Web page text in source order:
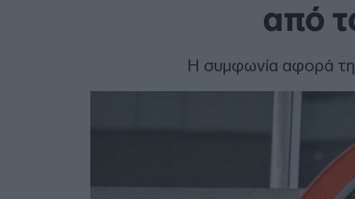
από
Η συμφωνία αφορά